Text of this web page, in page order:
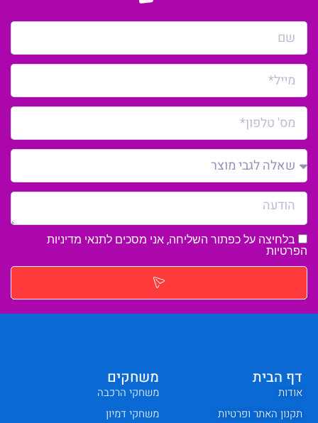
בלחיצה על כפתור השליחה, אני מסכים לתנאי מדיניות
הפרטיות
דף הבית
אודות
תקנון האתר ופרטיות
משחקים
משחקי הרכבה
משחקי דמיון